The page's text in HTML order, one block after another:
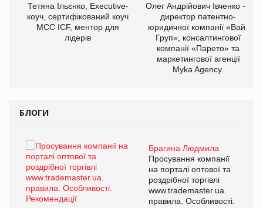
Тетяна Ільєнко, Executive-
коуч, сертифікований коуч
МСС ICF, ментор для
лідерів
Олег Андрійович Івченко —
директор патентно-
юридичної компанії «Вайз
Груп», консалтингової
компанії «Парето» та
маркетингової агенції
Myka Agency.
БЛОГИ
Брагина Людмила
Просування компанії
на порталі оптової та
роздрібної торгівлі
www.trademaster.ua.
правила. Особливості.